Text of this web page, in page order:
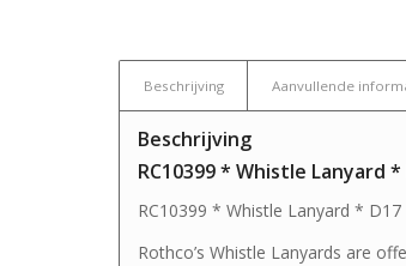
Beschrijving Aanvullende
Beschrijving
RC10399 * Whistle Lanyard *
RC10399 * Whistle Lanyard * D17
Rothco’s Whistle Lanyards are